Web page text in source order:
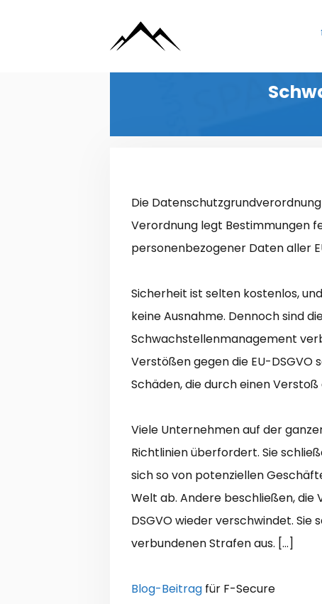
Die
Verordnung legt Bestimmungen
personenbezogener Daten aller
Sicherheit ist selten kostenlos,
keine Ausnahme. Dennoch sind
Schwachstellenmanagement
Verstößen gegen die EU-DSGVO
Schäden, die durch einen
Viele Unternehmen auf der
Richtlinien überfordert. Sie
sich so von potenziellen
Welt ab. Andere beschließen, die
DSGVO wieder verschwindet.
verbundenen Strafen aus. […]
Blog-Beitragfür F-Secure